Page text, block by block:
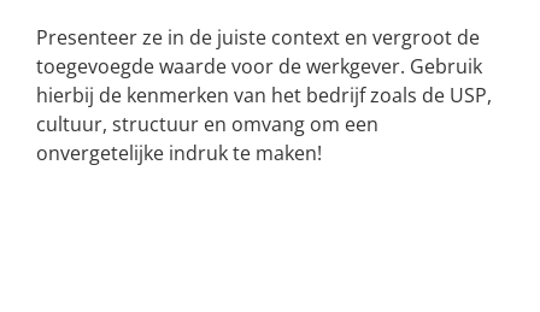
Presenteer ze in de juiste context en vergroot de
toegevoegde waarde voor de werkgever. Gebruik
hierbij de kenmerken van het bedrijf zoals de USP,
cultuur, structuur en omvang om een
onvergetelijke indruk te maken!